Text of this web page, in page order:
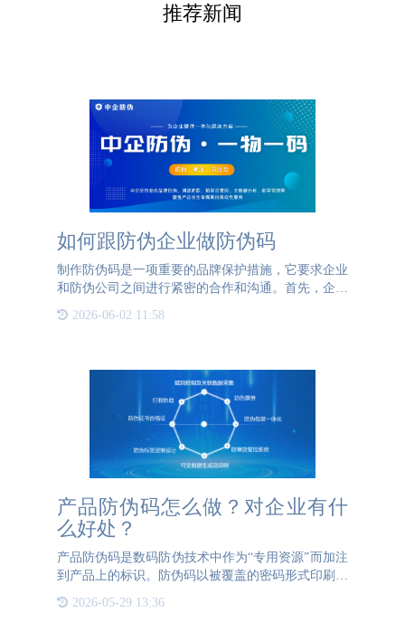
推荐新闻
如何跟防伪企业做防伪码
制作防伪码是一项重要的品牌保护措施，它要求企业
和防伪公司之间进行紧密的合作和沟通。首先，企业
在合作之初，防伪公司会要求企业提供相关的资质证
2026-06-02 11:58
产品防伪码怎么做？对企业有什
么好处？
产品防伪码是数码防伪技术中作为“专用资源”而加注
到产品上的标识。防伪码以被覆盖的密码形式印刷在
产品在进行验证时就刮开密码覆盖层，根据同时在标
2026-05-29 13:36